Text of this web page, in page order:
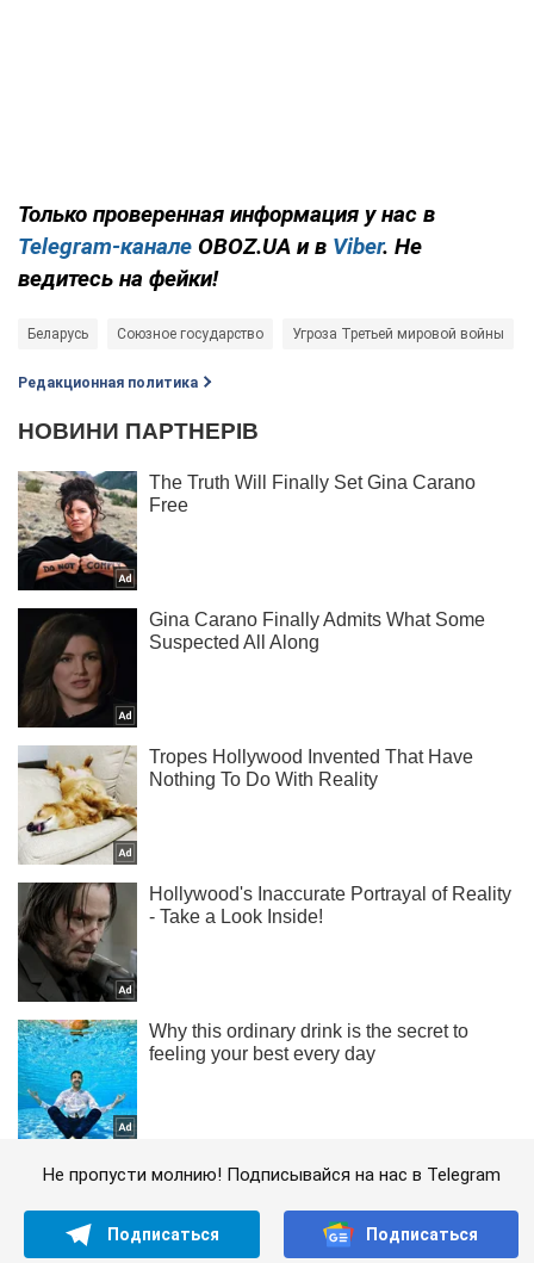
Только проверенная информация у нас в
Telegram-канале OBOZ.UA и в Viber. Не
ведитесь на фейки!
Беларусь Союзное государство Угроза Третьей мировой войны
Редакционная политика
Не пропусти молнию! Подписывайся на нас в Telegram
Подписаться Подписаться